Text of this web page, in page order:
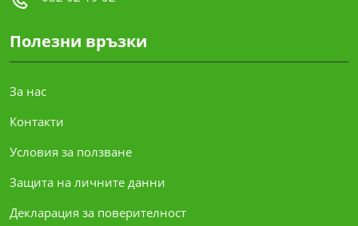
Полезни връзки
За нас
Контакти
Условия за ползване
Защита на личните данни
Декларация за поверителност